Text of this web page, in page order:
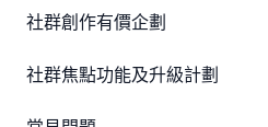
社群創作有價企劃
社群焦點功能及升級計劃